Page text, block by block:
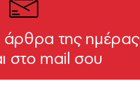
κρατικά
Κούβα και
άρθρα της ημέρας
στο mail σου